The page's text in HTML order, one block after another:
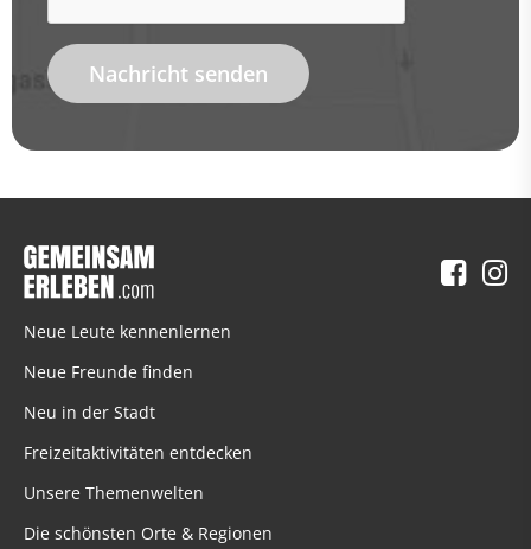
Nachricht senden
Neue Leute kennenlernen
Neue Freunde finden
Neu in der Stadt
Freizeitaktivitäten entdecken
Unsere Themenwelten
Die schönsten Orte & Regionen